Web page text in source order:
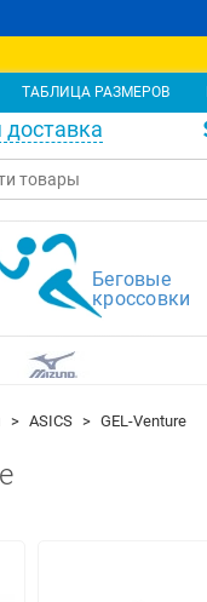
ТАБЛИЦА РАЗМЕРОВ
Беговые
кроссовки
ASICS GEL-Venture